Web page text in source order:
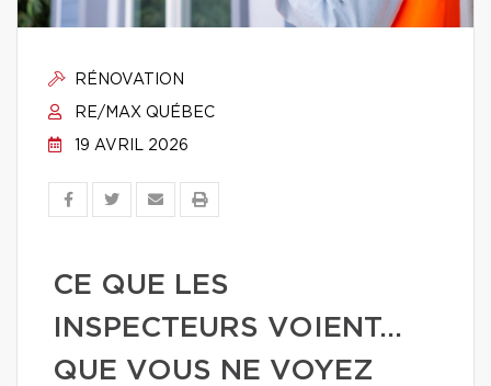
RÉNOVATION
RE/MAX QUÉBEC
19 AVRIL 2026
CE QUE LES
INSPECTEURS VOIENT…
QUE VOUS NE VOYEZ